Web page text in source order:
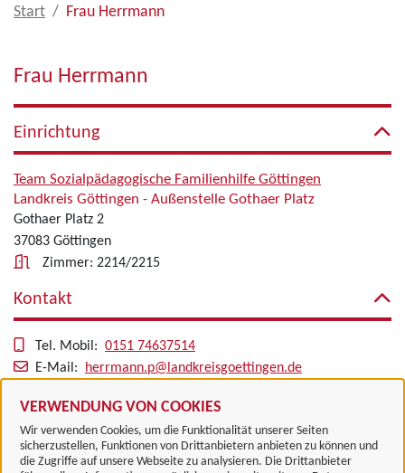
VERWENDUNG VON COOKIES
Wir verwenden Cookies, um die Funktionalität unserer Seiten
sicherzustellen, Funktionen von Drittanbietern anbieten zu können und
die Zugriffe auf unsere Webseite zu analysieren. Die Drittanbieter
Start Frau Herrmann
Frau Herrmann
Einrichtung
Team Sozialpädagogische Familienhilfe Göttingen
Landkreis Göttingen - Außenstelle Gothaer Platz
Gothaer Platz 2
37083 Göttingen
Zimmer: 2214/2215
Kontakt
Tel. Mobil: 0151 74637514
E-Mail:
herrmann.p@landkreisgoettingen.de
Alle zugeordneten Einrichtungen